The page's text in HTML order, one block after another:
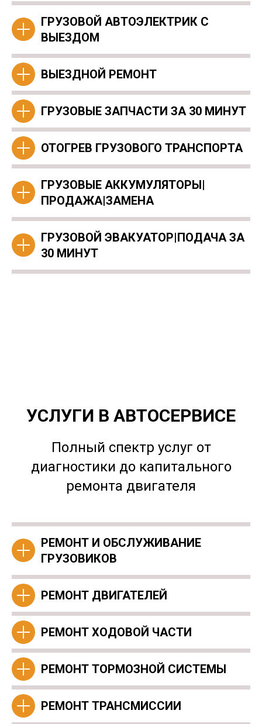
ГРУЗОВОЙ АВТОЭЛЕКТРИК С
ВЫЕЗДОМ
ВЫЕЗДНОЙ РЕМОНТ
ГРУЗОВЫЕ ЗАПЧАСТИ ЗА 30 МИНУТ
ОТОГРЕВ ГРУЗОВОГО ТРАНСПОРТА
ГРУЗОВЫЕ АККУМУЛЯТОРЫ|
ПРОДАЖА|ЗАМЕНА
ГРУЗОВОЙ ЭВАКУАТОР|ПОДАЧА ЗА
30 МИНУТ
УСЛУГИ В АВТОСЕРВИСЕ
Полный спектр услуг от
диагностики до капитального
ремонта двигателя
РЕМОНТ И ОБСЛУЖИВАНИЕ
ГРУЗОВИКОВ
РЕМОНТ ДВИГАТЕЛЕЙ
РЕМОНТ ХОДОВОЙ ЧАСТИ
РЕМОНТ ТОРМОЗНОЙ СИСТЕМЫ
РЕМОНТ ТРАНСМИССИИ